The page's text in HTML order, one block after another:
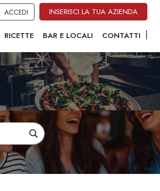
ACCEDI INSERISCI LA TUA AZIENDA
RICETTE BAR E LOCALI CONTATTI